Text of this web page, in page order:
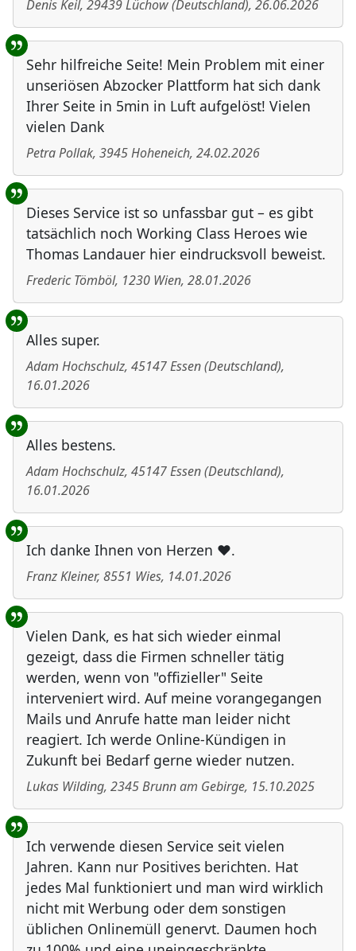
Denis Keil, 29439Lüchow(Deutschland), 26.06.2026
Sehr hilfreiche Seite! Mein Problem mit einer
unseriösen Abzocker Plattform hat sich dank
Ihrer Seite in 5min in Luft aufgelöst! Vielen
vielen Dank
Petra Pollak, 3945Hoheneich, 24.02.2026
Dieses Service ist so unfassbar gut – es gibt
tatsächlich noch Working Class Heroes wie
Thomas Landauer hier eindrucksvoll beweist.
Frederic Tömböl, 1230 Wien, 28.01.2026
Alles super.
Adam Hochschulz, 45147Essen(Deutschland),
16.01.2026
Alles bestens.
Adam Hochschulz, 45147Essen(Deutschland),
16.01.2026
Ich danke Ihnen von Herzen ❤️.
Franz Kleiner, 8551 Wies, 14.01.2026
Vielen Dank, es hat sich wieder einmal
gezeigt, dass die Firmen schneller tätig
werden, wenn von "offizieller" Seite
interveniert wird. Auf meine vorangegangen
Mails und Anrufe hatte man leider nicht
reagiert. Ich werde Online-Kündigen in
Zukunft bei Bedarf gerne wieder nutzen.
Lukas Wilding, 2345Brunn am Gebirge, 15.10.2025
Ich verwende diesen Service seit vielen
Jahren. Kann nur Positives berichten. Hat
jedes Mal funktioniert und man wird wirklich
nicht mit Werbung oder dem sonstigen
üblichen Onlinemüll genervt. Daumen hoch